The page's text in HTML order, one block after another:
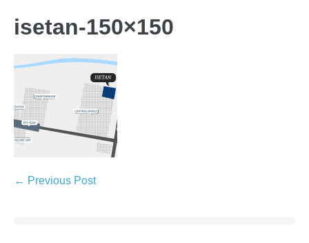
isetan-150×150
← Previous Post